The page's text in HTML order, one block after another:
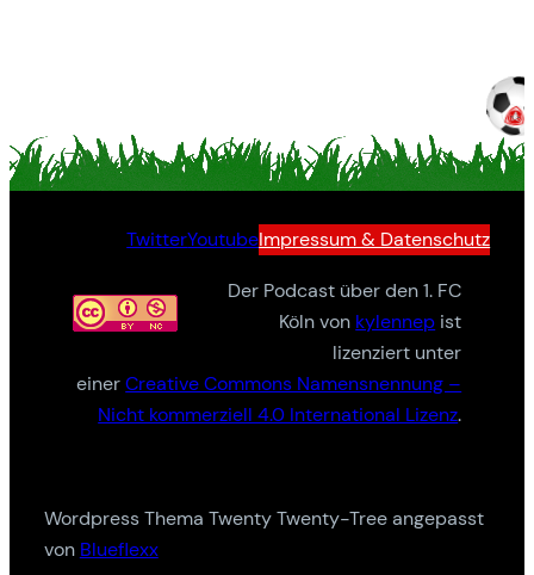
TwitterYoutubeImpressum & Datenschutz
Der Podcast über den 1. FC
Köln von kylennep ist
lizenziert unter
einerCreative Commons Namensnennung –
Nicht kommerziell 4.0 International Lizenz.
Wordpress Thema Twenty Twenty-Tree angepasst
von Blueflexx